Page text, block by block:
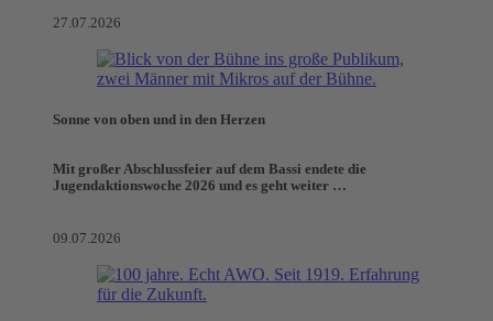
27.07.2026
Sonne von oben und in den Herzen
Mit großer Abschlussfeier auf dem Bassi endete die
Jugendaktionswoche 2026 und es geht weiter …
09.07.2026